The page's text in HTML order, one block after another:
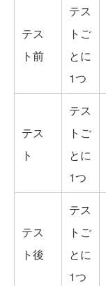
テス
ト前
テス
トご
とに
1つ
テス
ト
テス
トご
とに
1つ
テス
ト後
テス
トご
とに
1つ